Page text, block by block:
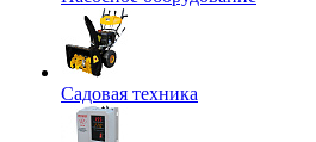
Садовая техника